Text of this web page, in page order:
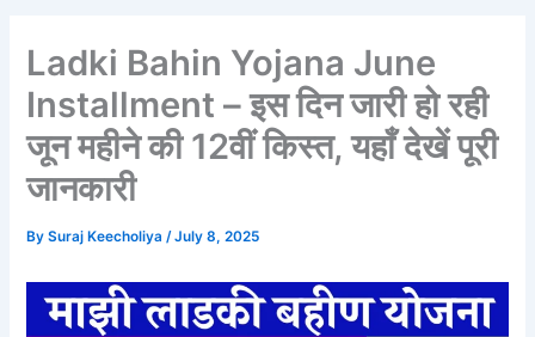
Ladki Bahin Yojana June
Installment – इस दिन जारी हो रही
जून महीने की 12वीं किस्त, यहाँ देखें पूरी
जानकारी
BySuraj Keecholiya/July 8, 2025